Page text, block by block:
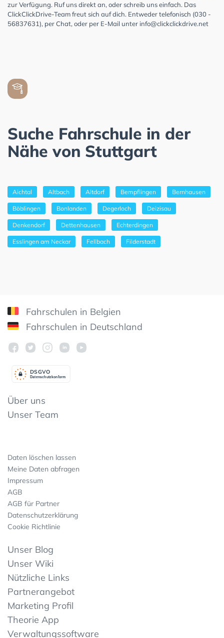
zur Verfügung. Ruf uns direkt an, oder schreib uns einfach. Das
ClickClickDrive-Team freut sich auf dich. Entweder telefonisch (030 -
56837631), per Chat, oder per E-Mail unter info@clickclickdrive.net
Suche Fahrschule in der
Nähe von Stuttgart
Aichtal Altbach Altdorf Bempflingen Bernhausen
Böblingen Bonlanden Degerloch Deizisau
Denkendorf Dettenhausen Echterdingen
Esslingen am Neckar Fellbach Filderstadt
Fahrschulen in Belgien
Fahrschulen in Deutschland
Datenschutzkonform
DSGVO
Über uns
Unser Team
Daten löschen lassen
Meine Daten abfragen
Impressum
AGB
AGB für Partner
Datenschutzerklärung
Cookie Richtlinie
Unser Blog
Unser Wiki
Nützliche Links
Partnerangebot
Marketing Profil
Theorie App
Verwaltungssoftware